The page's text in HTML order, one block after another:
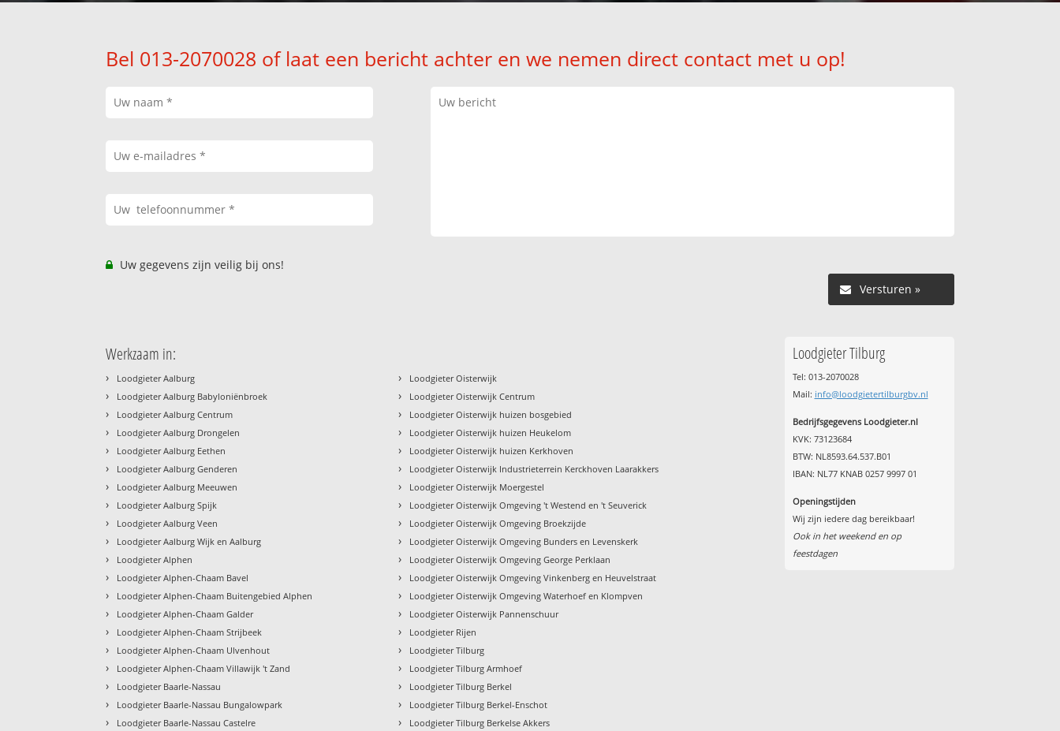
Bel 013-2070028 of laat een bericht achter en we nemen direct contact met u op!
Uw gegevens zijn veilig bij ons!
Versturen »
Werkzaam in:
› Loodgieter Aalburg
› Loodgieter Aalburg Babyloniënbroek
› Loodgieter Aalburg Centrum
› Loodgieter Aalburg Drongelen
› Loodgieter Aalburg Eethen
› Loodgieter Aalburg Genderen
› Loodgieter Aalburg Meeuwen
› Loodgieter Aalburg Spijk
› Loodgieter Aalburg Veen
› Loodgieter Aalburg Wijk en Aalburg
› Loodgieter Alphen
› Loodgieter Alphen-Chaam Bavel
› Loodgieter Alphen-Chaam Buitengebied Alphen
› Loodgieter Alphen-Chaam Galder
› Loodgieter Alphen-Chaam Strijbeek
› Loodgieter Alphen-Chaam Ulvenhout
› Loodgieter Alphen-Chaam Villawijk 't Zand
› Loodgieter Baarle-Nassau
› Loodgieter Baarle-Nassau Bungalowpark
› Loodgieter Baarle-Nassau Castelre
› Loodgieter Oisterwijk
› Loodgieter Oisterwijk Centrum
› Loodgieter Oisterwijk huizen bosgebied
› Loodgieter Oisterwijk huizen Heukelom
› Loodgieter Oisterwijk huizen Kerkhoven
› Loodgieter Oisterwijk Industrieterrein Kerckhoven Laarakkers
› Loodgieter Oisterwijk Moergestel
› Loodgieter Oisterwijk Omgeving 't Westend en 't Seuverick
› Loodgieter Oisterwijk Omgeving Broekzijde
› Loodgieter Oisterwijk Omgeving Bunders en Levenskerk
› Loodgieter Oisterwijk Omgeving George Perklaan
› Loodgieter Oisterwijk Omgeving Vinkenberg en Heuvelstraat
› Loodgieter Oisterwijk Omgeving Waterhoef en Klompven
› Loodgieter Oisterwijk Pannenschuur
› Loodgieter Rijen
› Loodgieter Tilburg
› Loodgieter Tilburg Armhoef
› Loodgieter Tilburg Berkel
› Loodgieter Tilburg Berkel-Enschot
› Loodgieter Tilburg Berkelse Akkers
Loodgieter Tilburg
Tel: 013-2070028
Mail: info@loodgietertilburgbv.nl
Bedrijfsgegevens Loodgieter.nl
KVK: 73123684
BTW: NL8593.64.537.B01
IBAN: NL77 KNAB 0257 9997 01
Openingstijden
Wij zijn iedere dag bereikbaar!
Ook in het weekend en op
feestdagen